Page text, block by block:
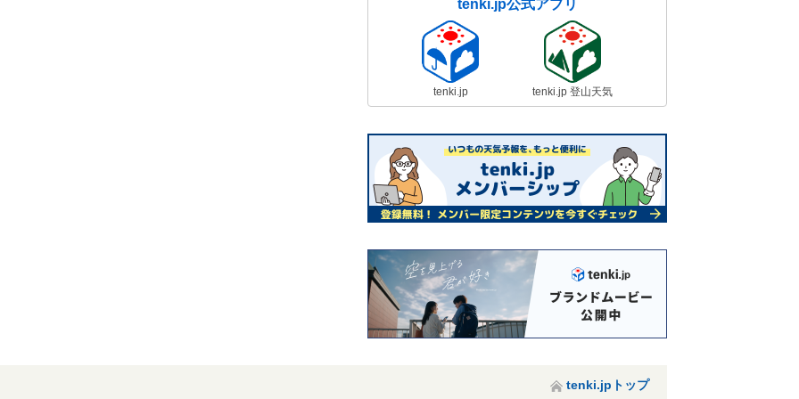
tenki.jp公式アプリ
tenki.jp tenki.jp 登山天気
tenki.jpトップ